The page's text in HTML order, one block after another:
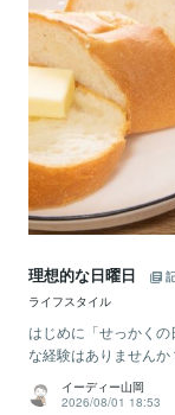
理想的な日曜日
ライフスタイル
はじめに「せっかく
な経験はありません
イーディー山岡
2026/08/01 18:53